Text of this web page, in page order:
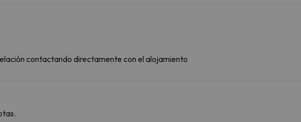
contactando directamente con el alojamiento